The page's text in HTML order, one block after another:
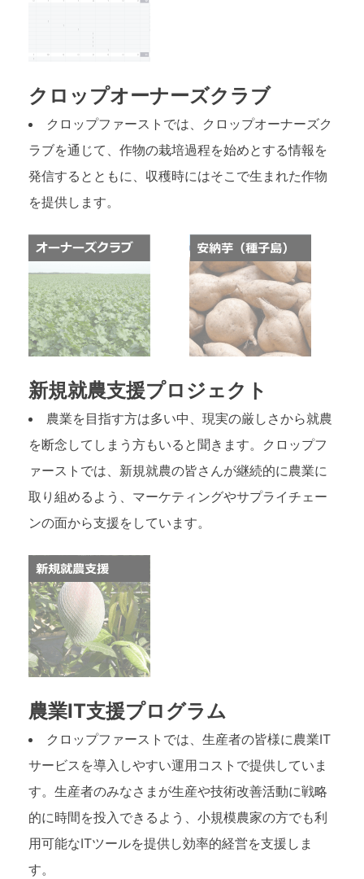
クロップオーナーズクラブ
クロップファーストでは、クロップオーナーズク
ラブを通じて、作物の栽培過程を始めとする情報を
発信するとともに、収穫時にはそこで生まれた作物
を提供します。
新規就農支援プロジェクト
農業を目指す方は多い中、現実の厳しさから就農
を断念してしまう方もいると聞きます。クロップフ
ァーストでは、新規就農の皆さんが継続的に農業に
取り組めるよう、マーケティングやサプライチェー
ンの面から支援をしています。
農業IT支援プログラム
クロップファーストでは、生産者の皆様に農業IT
サービスを導入しやすい運用コストで提供していま
す。生産者のみなさまが生産や技術改善活動に戦略
的に時間を投入できるよう、小規模農家の方でも利
用可能なITツールを提供し効率的経営を支援しま
す。